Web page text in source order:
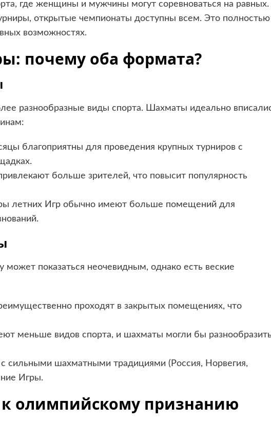
где женщины и мужчины могут соревноваться на равных.
открытые чемпионаты доступны всем. Это полностью
возможностях.
почему оба формата?
разнообразные виды спорта. Шахматы идеально
благоприятны для проведения крупных турниров с
больше зрителей, что повысит популярность
летних Игр обычно имеют больше помещений для
показаться неочевидным, однако есть веские
проходят в закрытых помещениях, что
меньше видов спорта, и шахматы могли бы
сильными шахматными традициями (Россия, Норвегия,
Игры.
к олимпийскому признанию